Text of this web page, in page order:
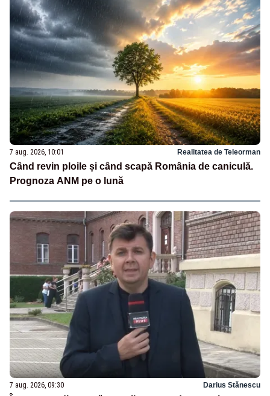
7 aug. 2026, 10:01 Realitatea de Teleorman
Când revin ploile și când scapă România de caniculă.
Prognoza ANM pe o lună
7 aug. 2026, 09:30 Darius Stănescu